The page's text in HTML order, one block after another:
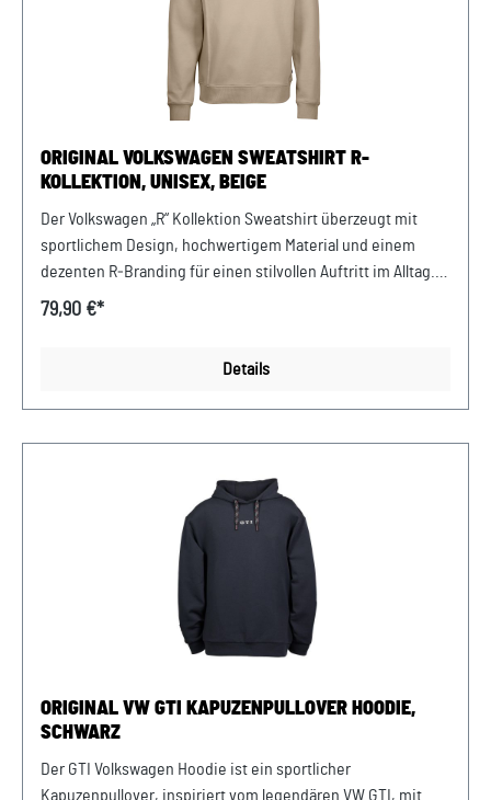
ORIGINAL VOLKSWAGEN SWEATSHIRT R-
KOLLEKTION, UNISEX, BEIGE
Der Volkswagen „R“ Kollektion Sweatshirt überzeugt mit
sportlichem Design, hochwertigem Material und einem
dezenten R‑Branding für einen stilvollen Auftritt im Alltag.
Details: R Logo Druck im Brustbereich R Flaglabel an der
Polyester, 6 % Elasthan Pflegehinweise: 30°C
79,90 €*
Details
ORIGINAL VW GTI KAPUZENPULLOVER HOODIE,
SCHWARZ
Der GTI Volkswagen Hoodie ist ein sportlicher
Kapuzenpullover, inspiriert vom legendären VW GTI, mit